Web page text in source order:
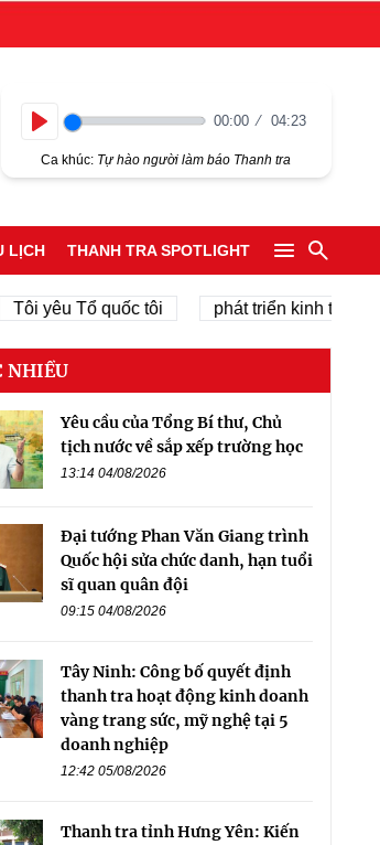
00:00 04:23
Ca khúc: Tự hào người làm báo Thanh tra
LỊCH THANH TRA SPOTLIGHT
Tổ quốc tôi phát triển kinh tế tư nhân
NHIỀU
Yêu cầu của Tổng Bí thư, Chủ
tịch nước về sắp xếp trường học
13:14 04/08/2026
Đại tướng Phan Văn Giang trình
Quốc hội sửa chức danh, hạn tuổi
sĩ quan quân đội
09:15 04/08/2026
Tây Ninh: Công bố quyết định
thanh tra hoạt động kinh doanh
vàng trang sức, mỹ nghệ tại 5
doanh nghiệp
12:42 05/08/2026
Thanh tra tỉnh Hưng Yên: Kiến